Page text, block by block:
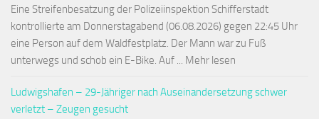
Eine Streifenbesatzung der Polizeiinspektion Schifferstadt
kontrollierte am Donnerstagabend (06.08.2026) gegen 22:45 Uhr
eine Person auf dem Waldfestplatz. Der Mann war zu Fuß
unterwegs und schob ein E-Bike. Auf ... Mehr lesen
Ludwigshafen – 29-Jähriger nach Auseinandersetzung schwer
verletzt – Zeugen gesucht